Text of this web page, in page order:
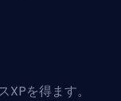
を得ます。